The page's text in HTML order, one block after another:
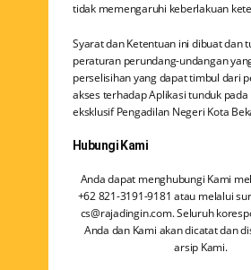
tidak memengaruhi keberlakuan
Syarat dan Ketentuan ini dibuat dan
peraturan perundang-undangan
perselisihan yang dapat timbul dari
akses terhadap Aplikasi tunduk
eksklusif Pengadilan Negeri Kota
Hubungi Kami
Anda dapat menghubungi Kami
‪+62 821-3191-9181‬ atau melalui
cs@rajadingin.com. Seluruh
Anda dan Kami akan dicatat dan
arsip Kami.